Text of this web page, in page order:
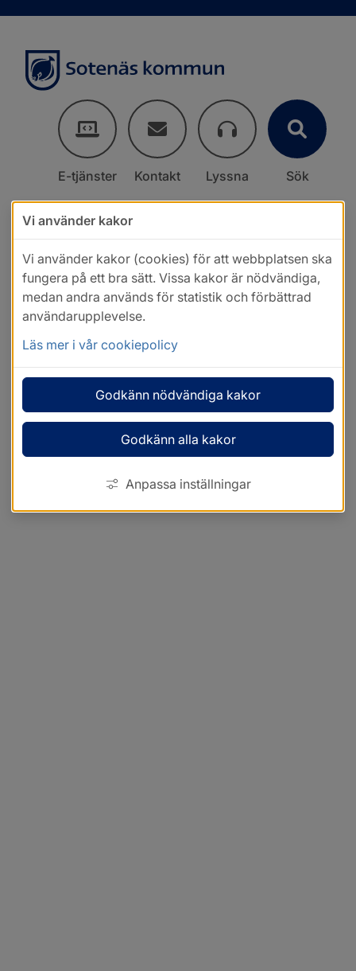
E-tjänster Kontakt Lyssna Sök
Vi använder kakor
Vi använder kakor (cookies) för att webbplatsen ska
fungera på ett bra sätt. Vissa kakor är nödvändiga,
medan andra används för statistik och förbättrad
användarupplevelse.
Läs mer i vår cookiepolicy
Godkänn nödvändiga kakor
Godkänn alla kakor
Anpassa inställningar